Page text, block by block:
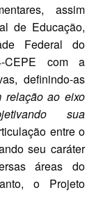
assim
de Educação,
Federal do
CEPE com a
definindo-as
relação ao eixo
sua
entre o
seu caráter
áreas do
o Projeto